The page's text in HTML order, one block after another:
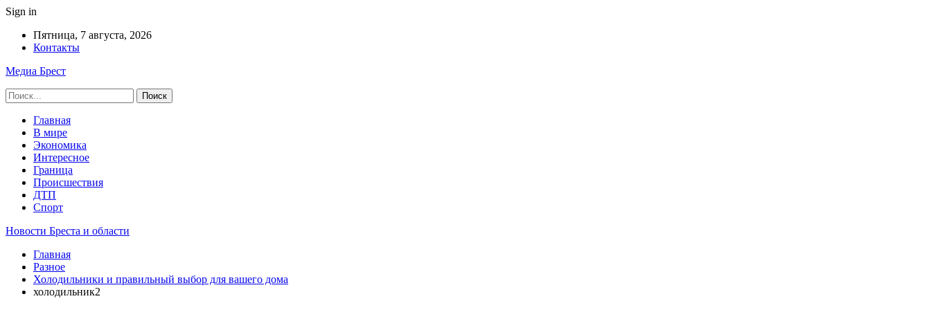
Sign in
Пятница, 7 августа, 2026
Контакты
Медиа Брест
Главная
В мире
Экономика
Интересное
Граница
Происшествия
ДТП
Спорт
Новости Бреста и области
Главная
Разное
Холодильники и правильный выбор для вашего дома
холодильник2